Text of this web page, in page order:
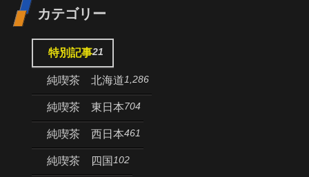
カテゴリー
特別記事21
純喫茶 北海道1,286
純喫茶 東日本704
純喫茶 西日本461
純喫茶 四国 102